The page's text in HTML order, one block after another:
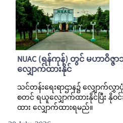
NUAC (ရန်ကုန်) တွင် မဟာဝိဇ္ဇ
လျှောက်ထားနိုင်
သင်တန်းရေးရာဌာန၌ လျှောက်လွှ
စတင် ရယူလျှောက်ထားနိုင်ပြီး နိုဝ
ထား လျှောက်ထားရမည်။